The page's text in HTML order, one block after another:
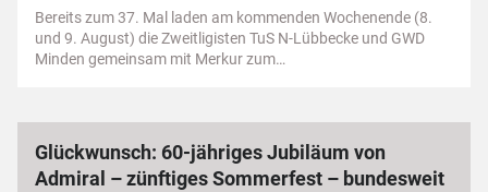
Bereits zum 37. Mal laden am kommenden Wochenende (8.
und 9. August) die Zweitligisten TuS N-Lübbecke und GWD
Minden gemeinsam mit Merkur zum…
Glückwunsch: 60-jähriges Jubiläum von
Admiral – zünftiges Sommerfest – bundesweit